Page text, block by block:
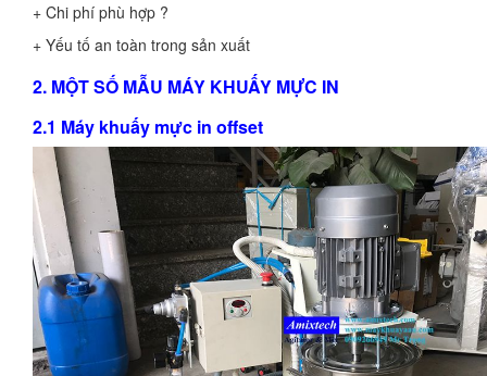
+ Chi phí phù hợp ?
+ Yếu tố an toàn trong sản xuất
2. MỘT SỐ MẪU MÁY KHUẤY MỰC IN
2.1 Máy khuấy mực in offset